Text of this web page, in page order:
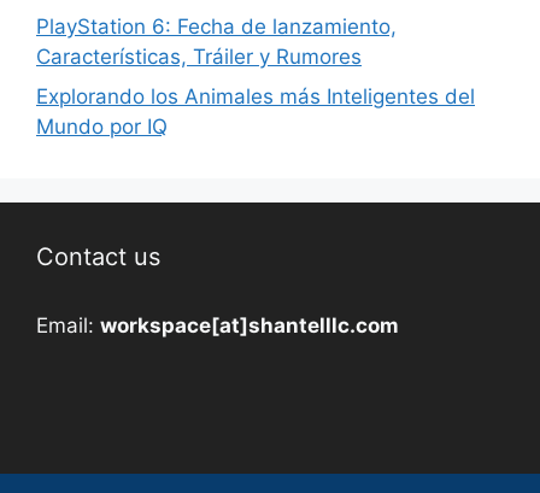
PlayStation 6: Fecha de lanzamiento,
Características, Tráiler y Rumores
Explorando los Animales más Inteligentes del
Mundo por IQ
Contact us
Email: workspace[at]shantelllc.com